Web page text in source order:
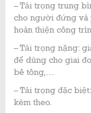
– Tải trọng trung
cho người đứng và
hoàn thiện công
– Tải trọng nặng:
để dùng cho giai
bê tông,…
– Tải trọng đặc
kèm theo.